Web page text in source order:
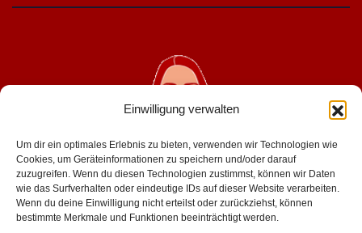
Einwilligung verwalten
Um dir ein optimales Erlebnis zu bieten, verwenden wir Technologien wie
Cookies, um Geräteinformationen zu speichern und/oder darauf
zuzugreifen. Wenn du diesen Technologien zustimmst, können wir Daten
wie das Surfverhalten oder eindeutige IDs auf dieser Website verarbeiten.
Wenn du deine Einwilligung nicht erteilst oder zurückziehst, können
bestimmte Merkmale und Funktionen beeinträchtigt werden.
geniesserinnen.de